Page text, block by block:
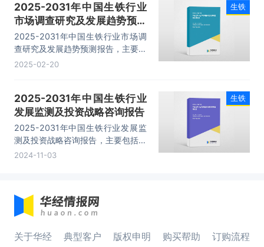
2025-2031年中国生铁行业
市场调查研究及发展趋势预测
报告
2025-2031年中国生铁行业市场调
查研究及发展趋势预测报告，主要包
括产业市场竞争态势分析、典型企业
2025-02-20
生铁
2025-2031年中国生铁行业
发展监测及投资战略咨询报告
2025-2031年中国生铁行业发展监
测及投资战略咨询报告，主要包括重
点企业经营状况分析、投资分析与趋
2024-11-03
生铁
关于华经 典型客户 版权申明 购买帮助 订购流程